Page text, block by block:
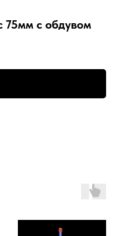
75мм с обдувом